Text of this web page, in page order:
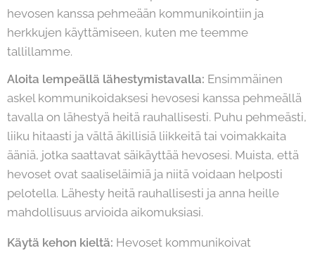
hevosen kanssa pehmeään kommunikointiin ja
herkkujen käyttämiseen, kuten me teemme
tallillamme.
Aloita lempeällä lähestymistavalla: Ensimmäinen
askel kommunikoidaksesi hevosesi kanssa pehmeällä
tavalla on lähestyä heitä rauhallisesti. Puhu pehmeästi,
liiku hitaasti ja vältä äkillisiä liikkeitä tai voimakkaita
ääniä, jotka saattavat säikäyttää hevosesi. Muista, että
hevoset ovat saaliseläimiä ja niitä voidaan helposti
pelotella. Lähesty heitä rauhallisesti ja anna heille
mahdollisuus arvioida aikomuksiasi.
Käytä kehon kieltä: Hevoset kommunikoivat